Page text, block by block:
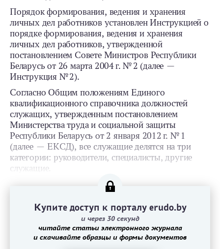
Порядок формирования, ведения и хранения
личных дел работников установлен Инструкцией о
порядке формирования, ведения и хранения
личных дел работников, утвержденной
постановлением Совете Министров Республики
Беларусь от 26 марта 2004 г. № 2 (далее —
Инструкция № 2).
Согласно Общим положениям Единого
квалификационного справочника должностей
служащих, утвержденным постановлением
Министерства труда и социальной защиты
Республики Беларусь от 2 января 2012 г. № 1
(далее — ЕКСД), все служащие делятся на три
категории: руководители, специалисты, другие
служащие.
Купите доступ к порталу erudo.by
и через 30 секунд
читайте статьи электронного журнала
и скачивайте образцы и формы документов